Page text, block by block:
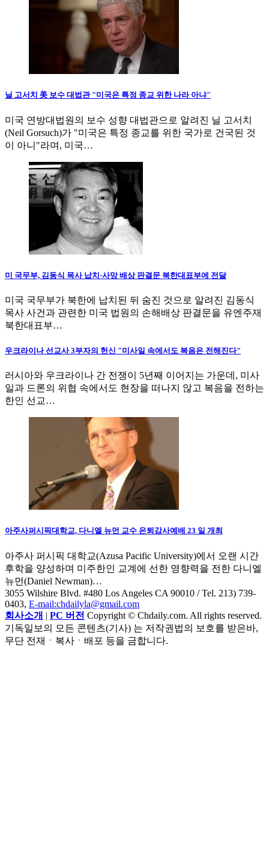
닐 고서치 美 보수 대법관 "미국은 특정 종교 위한 나라 아냐"
미국 연방대법원의 보수 성향 대법관으로 알려진 닐 고서치
(Neil Gorsuch)가 "미국은 특정 종교를 위한 국가로 건국된 것
이 아니"라며, 미국…
미 국무부, 김동식 목사 납치·사망 배상 판결문 북한대표부에 전달
미국 국무부가 북한에 납치된 뒤 숨진 것으로 알려진 김동식
목사 사건과 관련한 미국 법원의 손해배상 판결문을 유엔주재
북한대표부…
우크라이나 선교사 3부자의 헌신 "미사일 속에서도 복음은 전해진다"
러시아와 우크라이나 간 전쟁이 5년째 이어지는 가운데, 미사
일과 드론의 위협 속에서도 현장을 떠나지 않고 복음을 전하는
한인 선교…
아주사퍼시픽대학교, 다니엘 뉴먼 교수 은퇴감사예배 23 일 개최
아주사 퍼시픽 대학교(Azusa Pacific University)에서 오랜 시간
후학을 양성하며 미주한인 교계에 선한 영향력을 전한 다니엘
뉴먼(Daniel Newman)…
3055 Wilshire Blvd. #480 Los Angeles CA 90010 / Tel. 213) 739-
0403, E-mail:chdailyla@gmail.com
회사소개 | PC 버전 Copyright © Chdaily.com. All rights reserved.
기독일보의 모든 콘텐츠(기사) 는 저작권법의 보호를 받은바,
무단 전재ㆍ복사ㆍ배포 등을 금합니다.